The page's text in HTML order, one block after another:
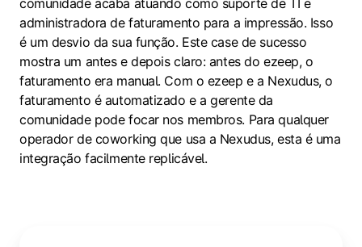
comunidade acaba atuando como suporte de TI e
administradora de faturamento para a impressão. Isso
é um desvio da sua função. Este case de sucesso
mostra um antes e depois claro: antes do ezeep, o
faturamento era manual. Com o ezeep e a Nexudus, o
faturamento é automatizado e a gerente da
comunidade pode focar nos membros. Para qualquer
operador de coworking que usa a Nexudus, esta é uma
integração facilmente replicável.